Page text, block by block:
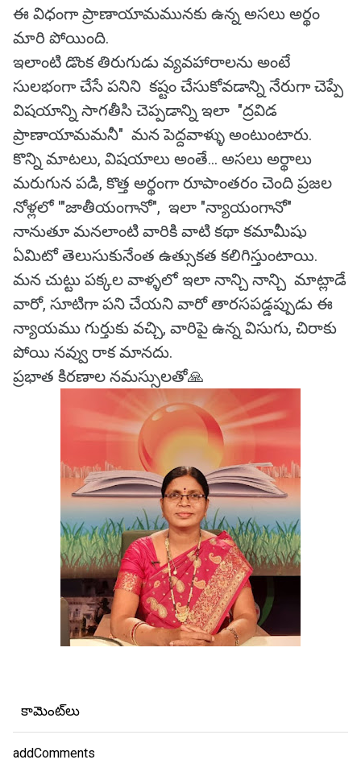
ఈ విధంగా ప్రాణాయామమునకు ఉన్న అసలు అర్థం
మారి పోయింది.
ఇలాంటి డొంక తిరుగుడు వ్యవహారాలను అంటే
సులభంగా చేసే పనిని కష్టం చేసుకోవడాన్ని నేరుగా చెప్పే
విషయాన్ని సాగతీసి చెప్పడాన్ని ఇలా "ద్రవిడ
ప్రాణాయామమనీ" మన పెద్దవాళ్ళు అంటుంటారు.
కొన్ని మాటలు, విషయాలు అంతే... అసలు అర్థాలు
మరుగున పడి, కొత్త అర్థంగా రూపాంతరం చెంది ప్రజల
నోళ్లలో '"జాతీయంగానో", ఇలా "న్యాయంగానో"
నానుతూ మనలాంటి వారికి వాటి కథా కమామీషు
ఏమిటో తెలుసుకునేంత ఉత్సుకత కలిగిస్తుంటాయి.
మన చుట్టు పక్కల వాళ్ళలో ఇలా నాన్చి నాన్చి మాట్లాడే
వారో, సూటిగా పని చేయని వారో తారసపడ్డప్పుడు ఈ
న్యాయము గుర్తుకు వచ్చి, వారిపై ఉన్న విసుగు, చిరాకు
పోయి నవ్వు రాక మానదు.
ప్రభాత కిరణాల నమస్సులతో🙏
కామెంట్‌లు
addComments